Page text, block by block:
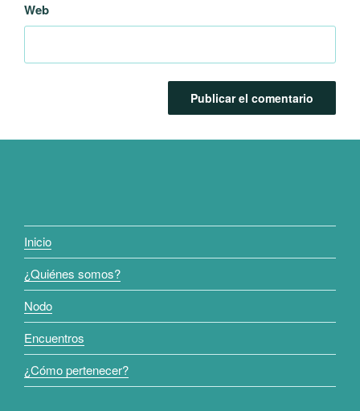
Web
Inicio
¿Quiénes somos?
Nodo
Encuentros
¿Cómo pertenecer?